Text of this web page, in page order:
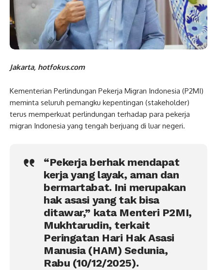
Jakarta, hotfokus.com
Kementerian Perlindungan Pekerja Migran Indonesia (P2MI)
meminta seluruh pemangku kepentingan (stakeholder)
terus memperkuat perlindungan terhadap para pekerja
migran Indonesia yang tengah berjuang di luar negeri.
“Pekerja berhak mendapat
kerja yang layak, aman dan
bermartabat. Ini merupakan
hak asasi yang tak bisa
ditawar,” kata Menteri P2MI,
Mukhtarudin, terkait
Peringatan Hari Hak Asasi
Manusia (HAM) Sedunia,
Rabu (10/12/2025).